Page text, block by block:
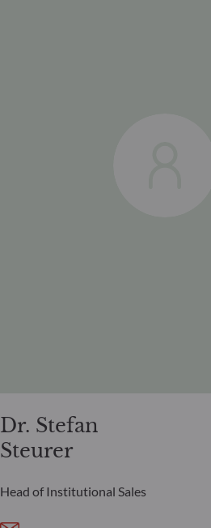
Dr. Stefan
Steurer
Head of Institutional Sales